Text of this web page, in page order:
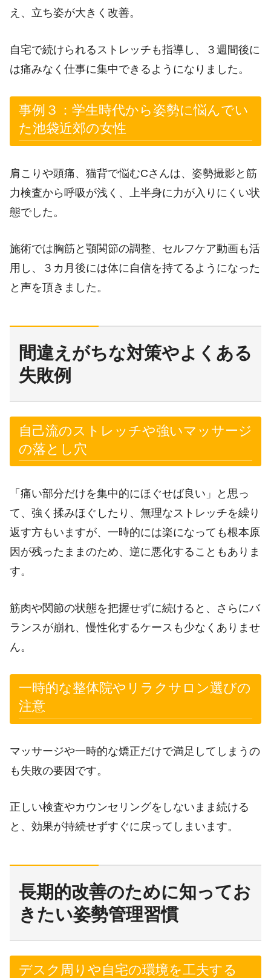
え、立ち姿が大きく改善。
自宅で続けられるストレッチも指導し、３週間後に
は痛みなく仕事に集中できるようになりました。
事例３：学生時代から姿勢に悩んでい
た池袋近郊の女性
肩こりや頭痛、猫背で悩むCさんは、姿勢撮影と筋
力検査から呼吸が浅く、上半身に力が入りにくい状
態でした。
施術では胸筋と顎関節の調整、セルフケア動画も活
用し、３カ月後には体に自信を持てるようになった
と声を頂きました。
間違えがちな対策やよくある
失敗例
自己流のストレッチや強いマッサージ
の落とし穴
「痛い部分だけを集中的にほぐせば良い」と思っ
て、強く揉みほぐしたり、無理なストレッチを繰り
返す方もいますが、一時的には楽になっても根本原
因が残ったままのため、逆に悪化することもありま
す。
筋肉や関節の状態を把握せずに続けると、さらにバ
ランスが崩れ、慢性化するケースも少なくありませ
ん。
一時的な整体院やリラクサロン選びの
注意
マッサージや一時的な矯正だけで満足してしまうの
も失敗の要因です。
正しい検査やカウンセリングをしないまま続ける
と、効果が持続せずすぐに戻ってしまいます。
長期的改善のために知ってお
きたい姿勢管理習慣
デスク周りや自宅の環境を工夫する